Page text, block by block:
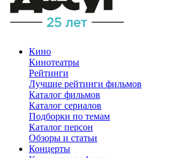
Кино
Кинотеатры
Рейтинги
Лучшие рейтинги фильмов
Каталог фильмов
Каталог сериалов
Подборки по темам
Каталог персон
Обзоры и статьи
Концерты